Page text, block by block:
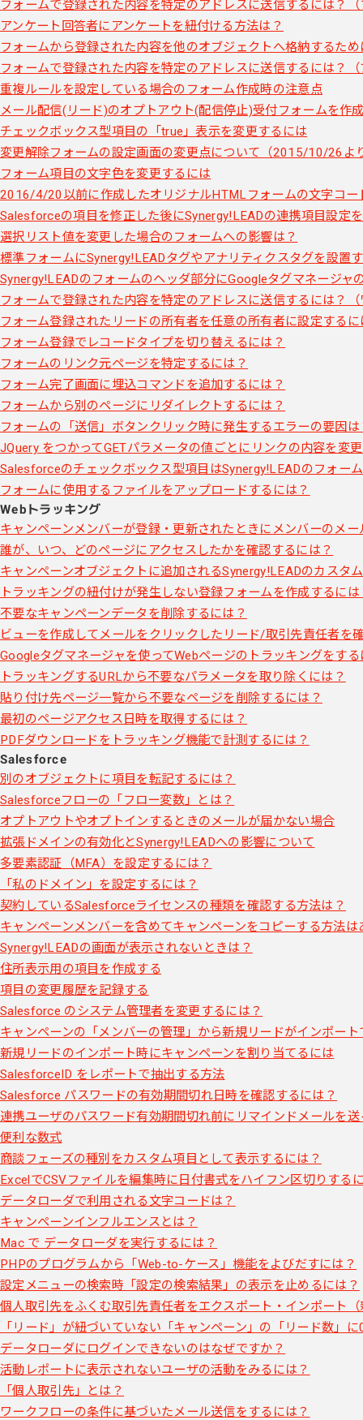
フォームで登録された内容を特定のアドレスに送信するには？
アンケート回答者にアンケートを紐付ける方法は？
フォームから登録された内容を他のオブジェクトへ格納するため
フォームで登録された内容を特定のアドレスに送信するには？
重複ルールを設定している場合のフォーム作成時の注意点
メール配信(リード)のオプトアウト(配信停止)受付フォームを作
チェックボックス型項目の「true」表示を変更するには
変更解除フォームの設定画面の変更点について（2015/10/26よ
フォーム項目の文字色を変更するには
2016/4/20以前に作成したオリジナルHTMLフォームの文字コー
Salesforceの項目を修正した後にSynergy!LEADの連携項目設定
選択リスト値を変更した場合のフォームへの影響は？
標準フォームにSynergy!LEADタグやアナリティクスタグを設置
Synergy!LEADのフォームのヘッダ部分にGoogleタグマネージャ
フォームで登録された内容を特定のアドレスに送信するには？
フォーム登録されたリードの所有者を任意の所有者に設定するに
フォーム登録でレコードタイプを切り替えるには？
フォームのリンク元ページを特定するには？
フォーム完了画面に埋込コマンドを追加するには？
フォームから別のページにリダイレクトするには？
フォームの「送信」ボタンクリック時に発生するエラーの要因は
JQuery をつかってGETパラメータの値ごとにリンクの内容を変
Salesforceのチェックボックス型項目はSynergy!LEADのフォー
フォームに使用するファイルをアップロードするには？
Webトラッキング
キャンペーンメンバーが登録・更新されたときにメンバーのメ
誰が、いつ、どのページにアクセスしたかを確認するには？
キャンペーンオブジェクトに追加されるSynergy!LEADのカスタ
トラッキングの紐付けが発生しない登録フォームを作成するには
不要なキャンペーンデータを削除するには？
ビューを作成してメールをクリックしたリード/取引先責任者を
Googleタグマネージャを使ってWebページのトラッキングをす
トラッキングするURLから不要なパラメータを取り除くには？
貼り付け先ページ一覧から不要なページを削除するには？
最初のページアクセス日時を取得するには？
PDFダウンロードをトラッキング機能で計測するには？
Salesforce
別のオブジェクトに項目を転記するには？
Salesforceフローの「フロー変数」とは？
オプトアウトやオプトインするときのメールが届かない場合
拡張ドメインの有効化とSynergy!LEADへの影響について
多要素認証（MFA）を設定するには？
「私のドメイン」を設定するには？
契約しているSalesforceライセンスの種類を確認する方法は？
キャンペーンメンバーを含めてキャンペーンをコピーする方法は
Synergy!LEADの画面が表示されないときは？
住所表示用の項目を作成する
項目の変更履歴を記録する
Salesforce のシステム管理者を変更するには？
キャンペーンの「メンバーの管理」から新規リードがインポート
新規リードのインポート時にキャンペーンを割り当てるには
SalesforceID をレポートで抽出する方法
Salesforce パスワードの有効期間切れ日時を確認するには？
連携ユーザのパスワード有効期間切れ前にリマインドメールを
便利な数式
商談フェーズの種別をカスタム項目として表示するには？
ExcelでCSVファイルを編集時に日付書式をハイフン区切りする
データローダで利用される文字コードは？
キャンペーンインフルエンスとは？
Mac で データローダを実行するには？
PHPのプログラムから「Web-to-ケース」機能をよびだすには？
設定メニューの検索時「設定の検索結果」の表示を止めるには？
個人取引先をふくむ取引先責任者をエクスポート・インポート
「リード」が紐づいていない「キャンペーン」の「リード数」
データローダにログインできないのはなぜですか？
活動レポートに表示されないユーザの活動をみるには？
「個人取引先」とは？
ワークフローの条件に基づいたメール送信をするには？